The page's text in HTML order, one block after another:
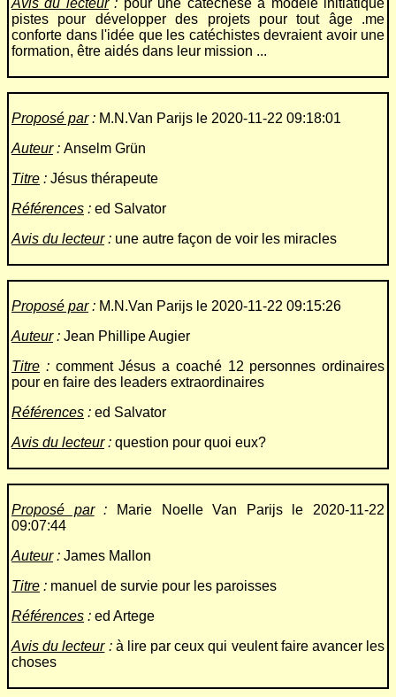
Avis du lecteur: pour une catéchèse à modèle initiatique
pistes pour développer des projets pour tout âge .me
conforte dans l'idée que les catéchistes devraient avoir une
formation, être aidés dans leur mission ...
Proposé par: M.N.Van Parijs le 2020-11-22 09:18:01
Auteur: Anselm Grün
Titre : Jésus thérapeute
Références : ed Salvator
Avis du lecteur: une autre façon de voir les miracles
Proposé par: M.N.Van Parijs le 2020-11-22 09:15:26
Auteur: Jean Phillipe Augier
Titre : comment Jésus a coaché 12 personnes ordinaires
pour en faire des leaders extraordinaires
Références : ed Salvator
Avis du lecteur: question pour quoi eux?
Proposé par:
Marie Noelle Van Parijs le 2020-11-22
09:07:44
Auteur: James Mallon
Titre : manuel de survie pour les paroisses
Références : ed Artege
Avis du lecteur: à lire par ceux qui veulent faire avancer les
choses